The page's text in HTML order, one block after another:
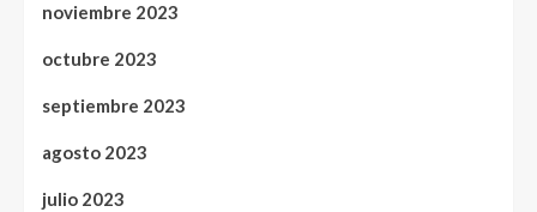
noviembre 2023
octubre 2023
septiembre 2023
agosto 2023
julio 2023